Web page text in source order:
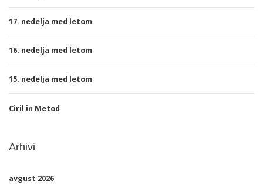
17. nedelja med letom
16. nedelja med letom
15. nedelja med letom
Ciril in Metod
Arhivi
avgust 2026